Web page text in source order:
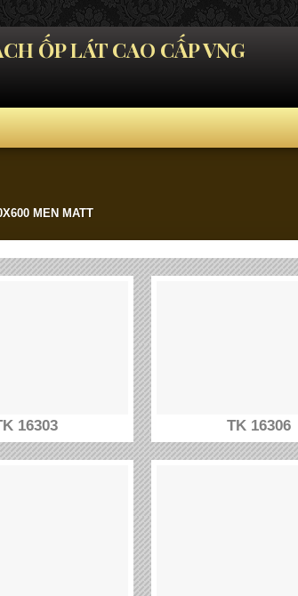
ỐP LÁT CAO CẤP VNG
MEN MATT
16303 TK 16306